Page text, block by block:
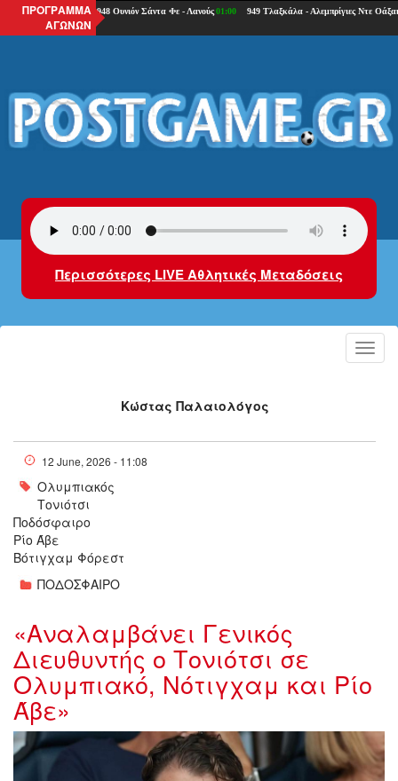
ΠΡΟΓΡΑΜΜΑ
ΑΓΩΝΩΝ
Περισσότερες LIVE Αθλητικές Μεταδόσεις
Κώστας Παλαιολόγος
12 June, 2026 - 11:08
Ολυμπιακός
Τονιότσι
Ποδόσφαιρο
Ρίο Άβε
Βότιγχαμ Φόρεστ
ΠΟΔΟΣΦΑΙΡΟ
«Αναλαμβάνει Γενικός
Διευθυντής ο Τονιότσι σε
Ολυμπιακό, Νότιγχαμ και Ρίο
Άβε»
mateo_082754.jpg